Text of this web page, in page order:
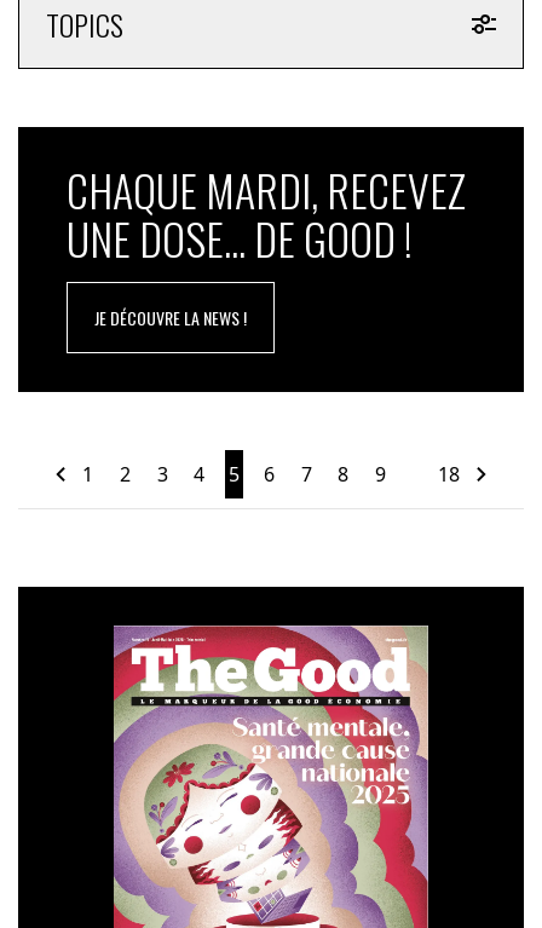
TOPICS
CHAQUE MARDI, RECEVEZ
UNE DOSE... DE GOOD !
JE DÉCOUVRE LA NEWS !
1 2 3 4 5 6 7 8 9 18